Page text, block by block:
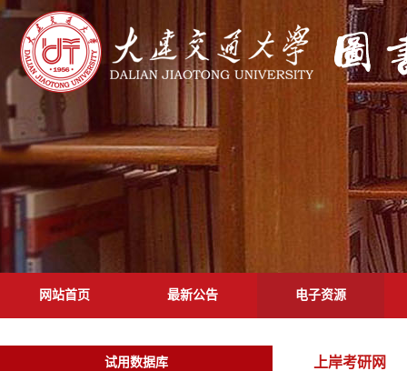
网站首页 最新公告 电子资源
试用数据库 上岸考研网